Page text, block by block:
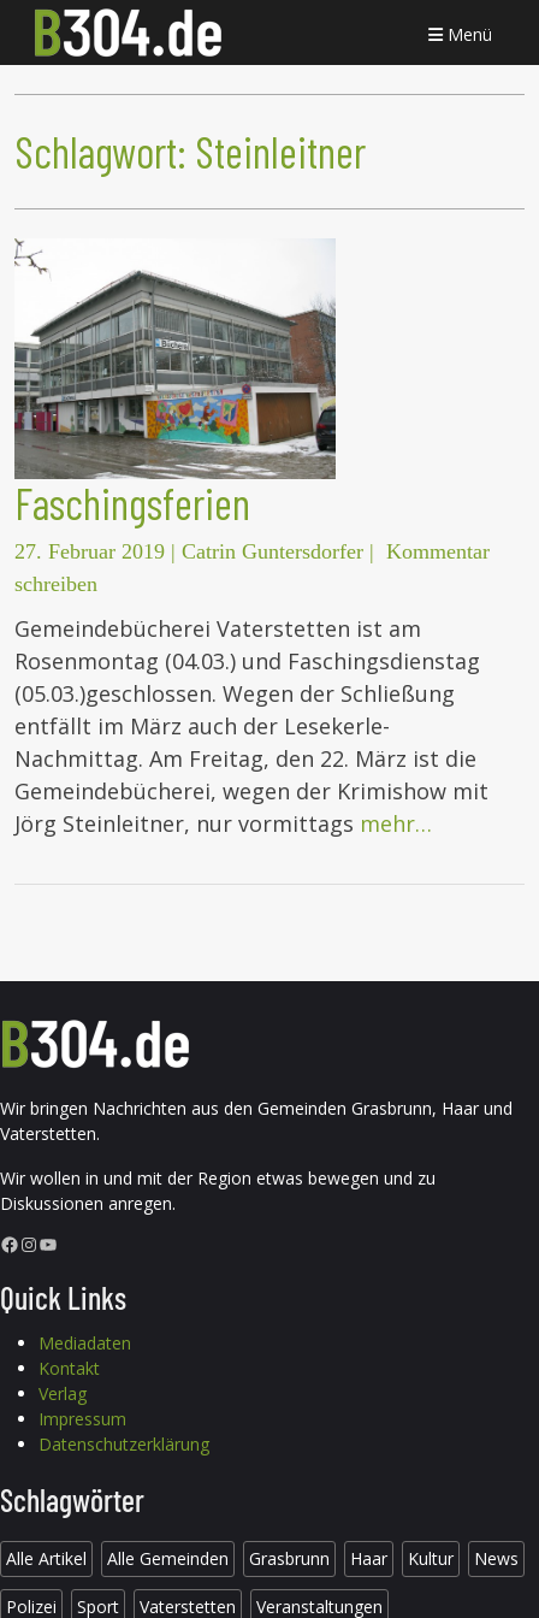
Menü
Schlagwort: Steinleitner
Faschingsferien
27. Februar 2019 | Catrin Guntersdorfer | Kommentar
schreiben
Gemeindebücherei Vaterstetten ist am
Rosenmontag (04.03.) und Faschingsdienstag
(05.03.)geschlossen. Wegen der Schließung
entfällt im März auch der Lesekerle-
Nachmittag. Am Freitag, den 22. März ist die
Gemeindebücherei, wegen der Krimishow mit
Jörg Steinleitner, nur vormittags mehr…
Wir bringen Nachrichten aus den Gemeinden Grasbrunn, Haar und
Vaterstetten.
Wir wollen in und mit der Region etwas bewegen und zu
Diskussionen anregen.
Facebook InstagramYouTube
Quick Links
Mediadaten
Kontakt
Verlag
Impressum
Datenschutzerklärung
Schlagwörter
Alle Artikel Alle Gemeinden Grasbrunn Haar Kultur News
Polizei Sport Vaterstetten Veranstaltungen